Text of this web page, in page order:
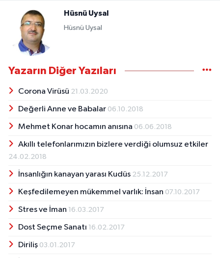
Hüsnü Uysal
Hüsnü Uysal
Yazarın Diğer Yazıları
Corona Virüsü 21.03.2020
Değerli Anne ve Babalar 06.10.2018
Mehmet Konar hocamın anısına 06.06.2018
Akıllı telefonlarımızın bizlere verdiği olumsuz etkiler
24.02.2018
İnsanlığın kanayan yarası Kudüs 25.12.2017
Keşfedilemeyen mükemmel varlık: İnsan 07.10.2017
Stres ve İman 16.03.2017
Dost Seçme Sanatı 16.02.2017
Diriliş 03.01.2017